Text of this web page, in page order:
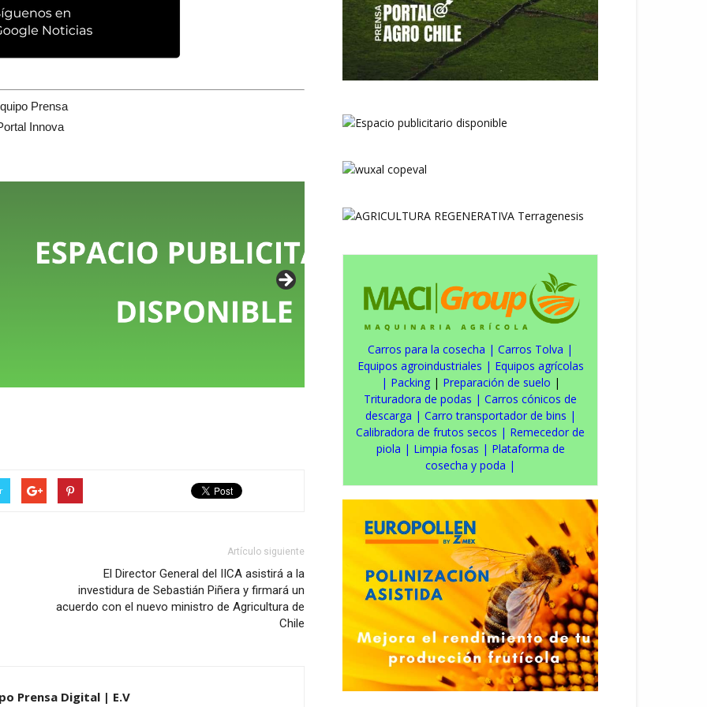
Prensa
Innova
Artículo siguiente
El Director General del IICA asistirá a la
investidura de Sebastián Piñera y firmará un
acuerdo con el nuevo ministro de Agricultura de
Chile
Prensa Digital | E.V
Carros para la cosecha | Carros Tolva |
Equipos agroindustriales | Equipos agrícolas
| Packing| Preparación de suelo |
Trituradora de podas | Carros cónicos de
descarga | Carro transportador de bins |
Calibradora de frutos secos | Remecedor de
piola | Limpia fosas | Plataforma de
cosecha y poda |